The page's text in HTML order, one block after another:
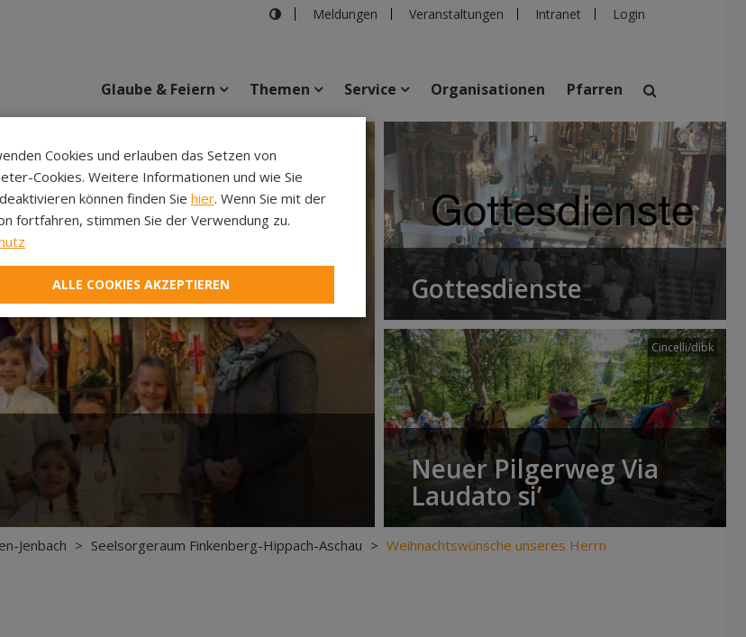
Meldungen Veranstaltungen Intranet Login
suchen
Veranstaltungen Personen Pfarren Einrichtungen
Glaube & Feiern Themen Service Organisationen Pfarren
Gottesdienste
Cincelli/dibk
Neuer Pilgerweg Via
Laudato si’
Jenbach > Seelsorgeraum Finkenberg-Hippach-Aschau > Weihnachtswünsche unseres Herrn
Cookies und erlauben das Setzen von
Cookies. Weitere Informationen und wie Sie
können finden Sie hier. Wenn Sie mit der
fortfahren, stimmen Sie der Verwendung zu.
ALLE COOKIES AKZEPTIEREN